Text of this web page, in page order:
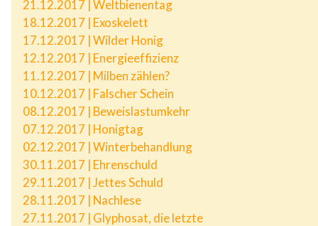
21.12.2017 | Weltbienentag
18.12.2017 | Exoskelett
17.12.2017 | Wilder Honig
12.12.2017 | Energieeffizienz
11.12.2017 | Milben zählen?
10.12.2017 | Falscher Schein
08.12.2017 | Beweislastumkehr
07.12.2017 | Honigtag
02.12.2017 | Winterbehandlung
30.11.2017 | Ehrenschuld
29.11.2017 | Jettes Schuld
28.11.2017 | Nachlese
27.11.2017 | Glyphosat, die letzte